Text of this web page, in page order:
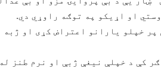
پر خپلو یارانو اعتراض کړی او
کې د خپلې نیغې ژبې او نرم طنز